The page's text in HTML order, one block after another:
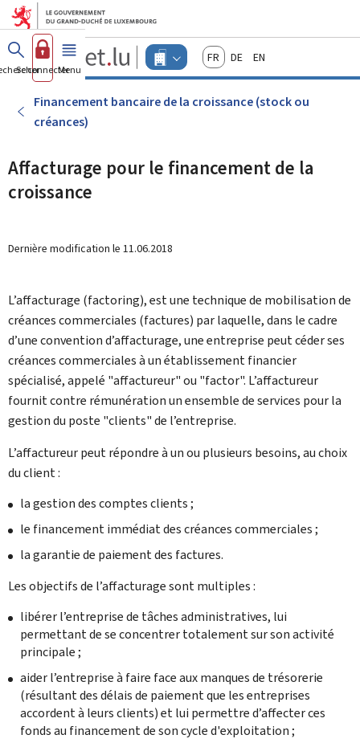
Aller au menu principal
Aller au contenu
Guichet.lu
Changer
d'espace
-
Menu
FrançaisDeutschEnglish
Se connecterMenu principal
Financement bancaire de la croissance (stock ou
créances)
Affacturage pour le financement de la
croissance
Dernière modification le 11.06.2018
L’affacturage (factoring), est une technique de mobilisation de
créances commerciales (factures) par laquelle, dans le cadre
d’une convention d’affacturage, une entreprise peut céder ses
créances commerciales à un établissement financier
spécialisé, appelé "affactureur" ou "factor". L’affactureur
fournit contre rémunération un ensemble de services pour la
gestion du poste "clients" de l’entreprise.
L’affactureur peut répondre à un ou plusieurs besoins, au choix
du client :
la gestion des comptes clients ;
le financement immédiat des créances commerciales ;
la garantie de paiement des factures.
Les objectifs de l’affacturage sont multiples :
libérer l’entreprise de tâches administratives, lui
permettant de se concentrer totalement sur son activité
principale ;
aider l’entreprise à faire face aux manques de trésorerie
(résultant des délais de paiement que les entreprises
accordent à leurs clients) et lui permettre d’affecter ces
fonds au financement de son cycle d'exploitation ;